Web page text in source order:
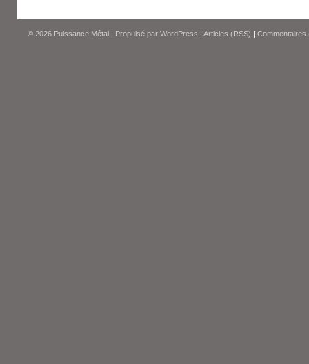
© 2026 Puissance Métal | Propulsé par WordPress | Articles (RSS) | Commentaires